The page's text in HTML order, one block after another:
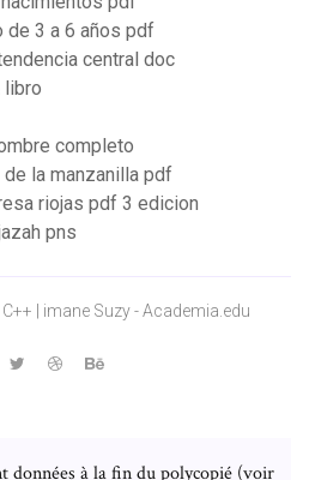
de 3 a 6 años pdf
central doc
libro
completo
la manzanilla pdf
riojas pdf 3 edicion
pns
C++ | imane Suzy - Academia.edu
données à la fin du polycopié (voir